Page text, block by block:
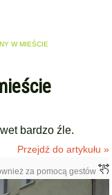
W MIEŚCIE
bardzo źle.
Przejdź do artykułu »
za pomocą gestów